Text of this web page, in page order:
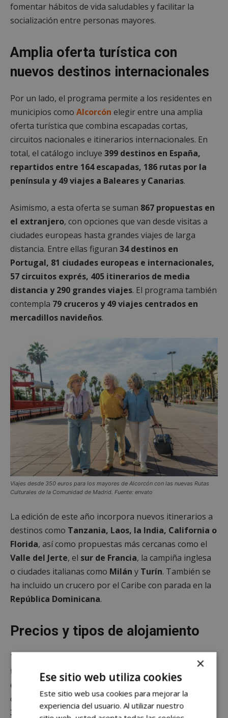
fomentar hábitos de vida saludables y facilitar la
socialización entre personas mayores.
Amplia oferta turística con
nuevos destinos internacionales
Por un lado, el programa permite a los residentes en
municipios como Alcorcón elegir entre una amplia
oferta turística que combina escapadas cortas,
circuitos nacionales e itinerarios internacionales. En
total, el catálogo incluye 399 destinos en España,
repartidos entre 164 escapadas, 186 rutas por la
península y 49 viajes a Baleares y Canarias.
Asimismo, a esta oferta se suman 867 propuestas en
el extranjero, con opciones que van desde visitas a
ciudades europeas hasta grandes viajes de larga
distancia. Entre ellas figuran 34 destinos en
Portugal, 81 ciudades europeas e internacionales,
57 circuitos exprés, 405 itinerarios de media
distancia y 290 grandes viajes. El programa también
contempla 79 cruceros y 49 viajes centrados en
mercadillos navideños.
Viajes desde 350 euros para los mayores de Alcorcón con las nuevas Rutas
Culturales de la Comunidad de Madrid. Fuente: envato
La edición de este año incorpora nuevos itinerarios a
destinos como Tanzania, Laos, la India, California o
Florida, así como propuestas más cercanas como el
Valle del Jerte, el sur de Francia, la campiña inglesa
o ciudades italianas como Milán y Turín. También se
ha incluido un crucero por el Caribe con parada en la
República Dominicana.
Precios y tipos de alojamiento
Todos los viajes incluyen alojamiento en hoteles de
tres o más estrellas, régimen de pensión completa,
excursiones organizadas y un guía acompañante
durante todo el recorrido. Los precios parten desde
350 euros por persona para estancias de cuatro
×
Ese sitio web utiliza cookies
Este sitio web usa cookies para mejorar la
experiencia del usuario. Al utilizar nuestro